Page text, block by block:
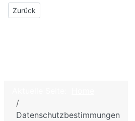
Vorheriger Beitrag: Impressum
Zurück
Datenschutzbestimmungen